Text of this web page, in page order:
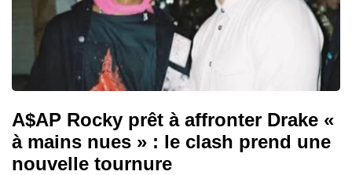
A$AP Rocky prêt à affronter Drake «
à mains nues » : le clash prend une
nouvelle tournure